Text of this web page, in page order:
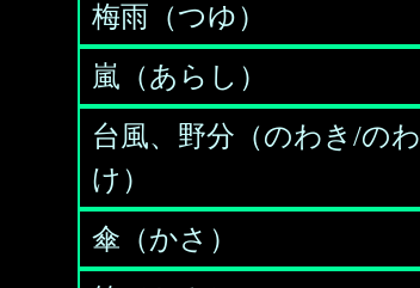
梅雨（つゆ）
嵐（あらし）
台風、野分（のわき/のわ
け）
傘（かさ）